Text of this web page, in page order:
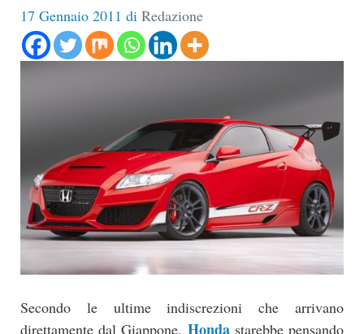
17 Gennaio 2011 di Redazione
Secondo le ultime indiscrezioni che arrivano
direttamente dal Giappone, Hondastarebbe pensando